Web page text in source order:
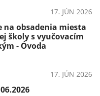
17. JÚN 2026
na obsadenia miesta
školy s vyučovacím
- Óvoda
17. JÚN 2026